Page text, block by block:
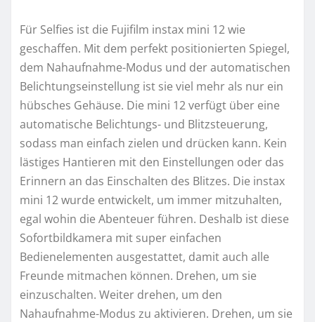
Für Selfies ist die Fujifilm instax mini 12 wie
geschaffen. Mit dem perfekt positionierten Spiegel,
dem Nahaufnahme-Modus und der automatischen
Belichtungseinstellung ist sie viel mehr als nur ein
hübsches Gehäuse. Die mini 12 verfügt über eine
automatische Belichtungs- und Blitzsteuerung,
sodass man einfach zielen und drücken kann. Kein
lästiges Hantieren mit den Einstellungen oder das
Erinnern an das Einschalten des Blitzes. Die instax
mini 12 wurde entwickelt, um immer mitzuhalten,
egal wohin die Abenteuer führen. Deshalb ist diese
Sofortbildkamera mit super einfachen
Bedienelementen ausgestattet, damit auch alle
Freunde mitmachen können. Drehen, um sie
einzuschalten. Weiter drehen, um den
Nahaufnahme-Modus zu aktivieren. Drehen, um sie